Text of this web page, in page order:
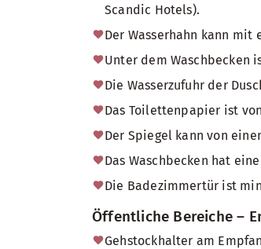
Scandic Hotels).
Der Wasserhahn kann
Unter dem Waschbecken
Die Wasserzufuhr der
Das Toilettenpapier ist
Der Spiegel kann von
Das Waschbecken hat
Die Badezimmertür ist
Öffentliche Bereiche –
Gehstockhalter am